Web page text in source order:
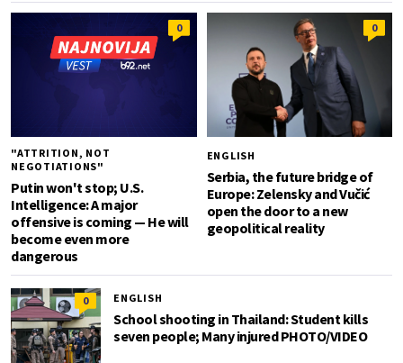
0
"ATTRITION, NOT
NEGOTIATIONS"
Putin won't stop; U.S.
Intelligence: A major
offensive is coming — He will
become even more
dangerous
0
ENGLISH
Serbia, the future bridge of
Europe: Zelensky and Vučić
open the door to a new
geopolitical reality
0 ENGLISH
School shooting in Thailand: Student kills
seven people; Many injured PHOTO/VIDEO